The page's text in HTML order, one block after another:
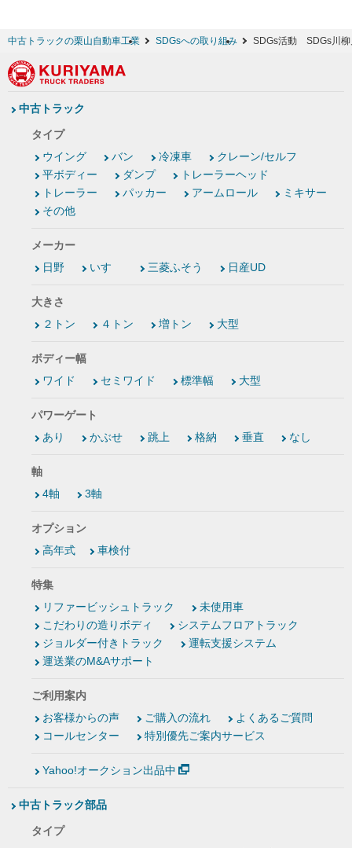
中古トラックの栗山自動車工業 SDGsへの取り組み SDGs活動 SDGs川柳
中古トラック
タイプ
ウイング
バン 冷凍車
クレーン/セルフ
平ボディー
ダンプ
トレーラーヘッド
トレーラー
パッカー アームロール
ミキサー
その他
メーカー
日野
いすゞ 三菱ふそう 日産UD
大きさ
２トン
４トン 増トン 大型
ボディー幅
ワイド
セミワイド 標準幅 大型
パワーゲート
あり
かぶせ 跳上 格納 垂直 なし
軸
4軸
3軸
オプション
高年式
車検付
特集
リファービッシュトラック
未使用車
こだわりの造りボディ
システムフロアトラック
ジョルダー付きトラック
運転支援システム
運送業のM&Aサポート
ご利用案内
お客様からの声
ご購入の流れ
よくあるご質問
コールセンター
特別優先ご案内サービス
Yahoo!オークション出品中
中古トラック部品
タイプ